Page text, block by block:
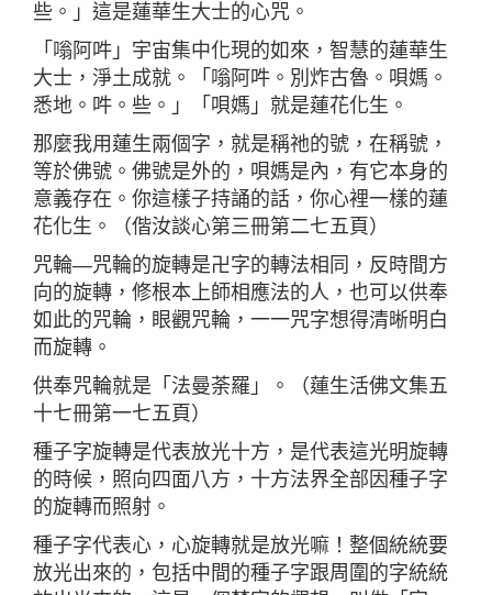
些。」這是蓮華生大士的心咒。
「嗡阿吽」宇宙集中化現的如來，智慧的蓮華生
大士，淨土成就。「嗡阿吽。別炸古魯。唄媽。
悉地。吽。些。」「唄媽」就是蓮花化生。
那麼我用蓮生兩個字，就是稱祂的號，在稱號，
等於佛號。佛號是外的，唄媽是內，有它本身的
意義存在。你這樣子持誦的話，你心裡一樣的蓮
花化生。（偕汝談心第三冊第二七五頁）
咒輪—咒輪的旋轉是卍字的轉法相同，反時間方
向的旋轉，修根本上師相應法的人，也可以供奉
如此的咒輪，眼觀咒輪，一一咒字想得清晰明白
而旋轉。
供奉咒輪就是「法曼荼羅」。（蓮生活佛文集五
十七冊第一七五頁）
種子字旋轉是代表放光十方，是代表這光明旋轉
的時候，照向四面八方，十方法界全部因種子字
的旋轉而照射。
種子字代表心，心旋轉就是放光嘛！整個統統要
放光出來的，包括中間的種子字跟周圍的字統統